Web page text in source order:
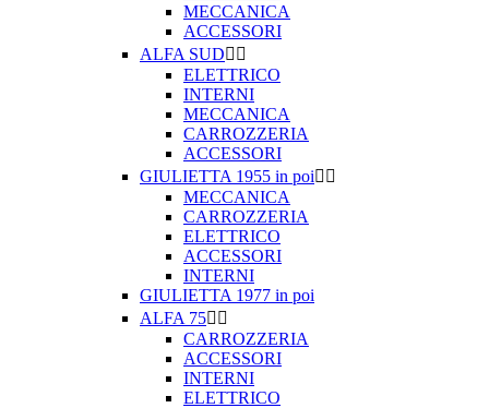
MECCANICA
ACCESSORI
ALFA SUD 
ELETTRICO
INTERNI
MECCANICA
CARROZZERIA
ACCESSORI
GIULIETTA 1955 in poi 
MECCANICA
CARROZZERIA
ELETTRICO
ACCESSORI
INTERNI
GIULIETTA 1977 in poi
ALFA 75 
CARROZZERIA
ACCESSORI
INTERNI
ELETTRICO